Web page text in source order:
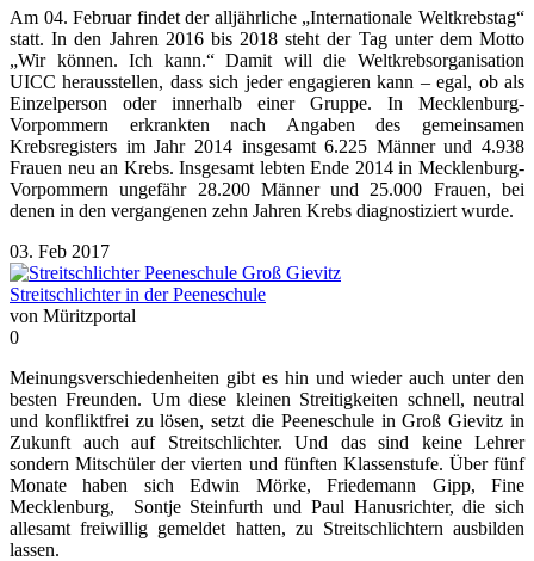
Am 04. Februar findet der alljährliche „Internationale Weltkrebstag“
statt. In den Jahren 2016 bis 2018 steht der Tag unter dem Motto
„Wir können. Ich kann.“ Damit will die Weltkrebsorganisation
UICC herausstellen, dass sich jeder engagieren kann – egal, ob als
Einzelperson oder innerhalb einer Gruppe. In Mecklenburg-
Vorpommern erkrankten nach Angaben des gemeinsamen
Krebsregisters im Jahr 2014 insgesamt 6.225 Männer und 4.938
Frauen neu an Krebs. Insgesamt lebten Ende 2014 in Mecklenburg-
Vorpommern ungefähr 28.200 Männer und 25.000 Frauen, bei
denen in den vergangenen zehn Jahren Krebs diagnostiziert wurde.
03. Feb 2017
Streitschlichter in der Peeneschule
von Müritzportal
0
Meinungsverschiedenheiten gibt es hin und wieder auch unter den
besten Freunden. Um diese kleinen Streitigkeiten schnell, neutral
und konfliktfrei zu lösen, setzt die Peeneschule in Groß Gievitz in
Zukunft auch auf Streitschlichter. Und das sind keine Lehrer
sondern Mitschüler der vierten und fünften Klassenstufe. Über fünf
Monate haben sich Edwin Mörke, Friedemann Gipp, Fine
Mecklenburg, Sontje Steinfurth und Paul Hanusrichter, die sich
allesamt freiwillig gemeldet hatten, zu Streitschlichtern ausbilden
lassen.